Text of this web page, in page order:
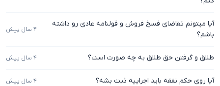
آیا میتونم تقاضای فسخ فروش و قولنامه عادی رو داشته
باشم؟
۴ سال پیش
طلاق و گرفتن حق طلاق به چه صورت است؟ ۴ سال پیش
آیا روی حکم نفقه باید اجراییه ثبت بشه؟ ۴ سال پیش